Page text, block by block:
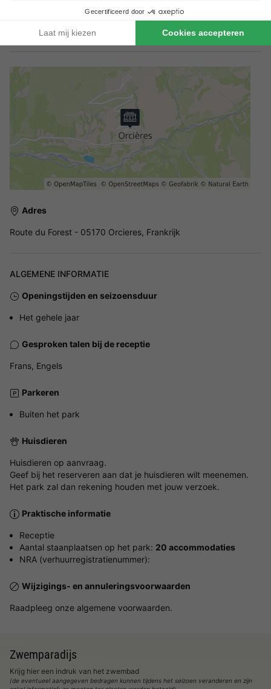
Reserveringen met meerdere accommodaties zijn pas
gegarandeerd wanneer u een factuur vanuit het park ontvangt.
Adres
Route du Forest - 05170 Orcieres, Frankrijk
ALGEMENE INFORMATIE
Openingstijden en seizoensduur
Het gehele jaar
Gesproken talen bij de receptie
Frans, Engels
Parkeren
Buiten het park
Huisdieren
Huisdieren op aanvraag.
Geef bij het reserveren aan dat je huisdieren wilt meenemen.
Het park zal dan rekening houden met jouw verzoek.
Praktische informatie
Receptie
Aantal staanplaatsen op het park: 20 accommodaties
NRA (verhuurregistratienummer):
Wijzigings- en annuleringsvoorwaarden
Raadpleeg onze algemene voorwaarden.
Zwemparadijs
Krijg hier een indruk van het zwembad
(de eventueel aangegeven bedragen kunnen tijdens het seizoen veranderen en zijn